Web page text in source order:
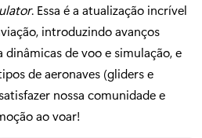
. Essa é a atualização incrível
introduzindo avanços
de voo e simulação, e
de aeronaves (gliders e
nossa comunidade e
ao voar!